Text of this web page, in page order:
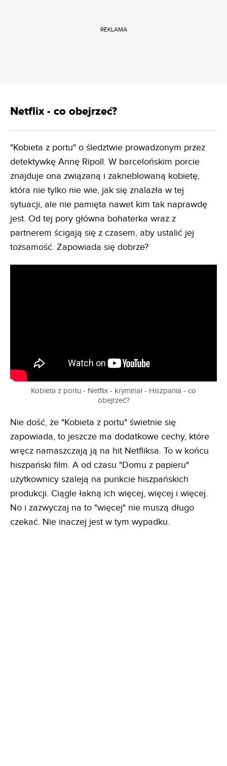
REKLAMA
Netflix - co obejrzeć?
"Kobieta z portu" o śledztwie prowadzonym przez
detektywkę Annę Ripoll. W barcelońskim porcie
znajduje ona związaną i zakneblowaną kobietę,
która nie tylko nie wie, jak się znalazła w tej
sytuacji, ale nie pamięta nawet kim tak naprawdę
jest. Od tej pory główna bohaterka wraz z
partnerem ścigają się z czasem, aby ustalić jej
tożsamość. Zapowiada się dobrze?
Kobieta z portu - Netflix - kryminał - Hiszpania - co
obejrzeć?
Nie dość, że "Kobieta z portu" świetnie się
zapowiada, to jeszcze ma dodatkowe cechy, które
wręcz namaszczają ją na hit Netfliksa. To w końcu
hiszpański film. A od czasu "Domu z papieru"
użytkownicy szaleją na punkcie hiszpańskich
produkcji. Ciągle łakną ich więcej, więcej i więcej.
No i zazwyczaj na to "więcej" nie muszą długo
czekać. Nie inaczej jest w tym wypadku.